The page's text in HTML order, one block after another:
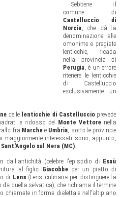
Sebbene il
comune di
Castelluccio di
Norcia, che dà la
denominazione alle
omonime e pregiate
lenticchie, ricada
nella provincia di
Perugia, è un errore
ritenere le lenticchie
di Castelluccio
esclusivamente un
delle lenticchie di Castelluccio prevede
a ridosso del Monte Vettore nella
fra Marche e Umbria, sotto le provincie
maggiormente interessati sono, appunto,
sul Nera (MC).
dall'antichità (celebre l'episodio di Esaù
al figlio Giacobbe per un piatto di
di Lens(Lens culinaria per distinguere la
quella selvatica), che richiama il termine
chiamate in forma dialettale nell'altipiano